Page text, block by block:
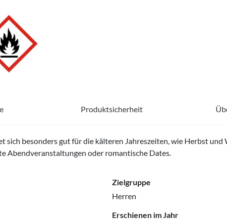
Produktsicherheit
sich besonders gut für die kälteren Jahreszeiten, wie Herbst
Abendveranstaltungen oder romantische Dates.
Zielgruppe
Herren
Erschienen im Jahr